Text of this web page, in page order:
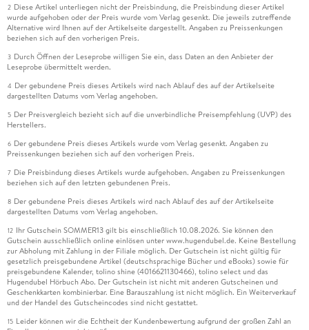
2 Diese Artikel unterliegen nicht der Preisbindung, die Preisbindung dieser Artikel
wurde aufgehoben oder der Preis wurde vom Verlag gesenkt. Die jeweils zutreffende
Alternative wird Ihnen auf der Artikelseite dargestellt. Angaben zu Preissenkungen
beziehen sich auf den vorherigen Preis.
3 Durch Öffnen der Leseprobe willigen Sie ein, dass Daten an den Anbieter der
Leseprobe übermittelt werden.
4 Der gebundene Preis dieses Artikels wird nach Ablauf des auf der Artikelseite
dargestellten Datums vom Verlag angehoben.
5 Der Preisvergleich bezieht sich auf die unverbindliche Preisempfehlung (UVP) des
Herstellers.
6 Der gebundene Preis dieses Artikels wurde vom Verlag gesenkt. Angaben zu
Preissenkungen beziehen sich auf den vorherigen Preis.
7 Die Preisbindung dieses Artikels wurde aufgehoben. Angaben zu Preissenkungen
beziehen sich auf den letzten gebundenen Preis.
8 Der gebundene Preis dieses Artikels wird nach Ablauf des auf der Artikelseite
dargestellten Datums vom Verlag angehoben.
12 Ihr Gutschein SOMMER13 gilt bis einschließlich 10.08.2026. Sie können den
Gutschein ausschließlich online einlösen unter www.hugendubel.de. Keine Bestellung
zur Abholung mit Zahlung in der Filiale möglich. Der Gutschein ist nicht gültig für
gesetzlich preisgebundene Artikel (deutschsprachige Bücher und eBooks) sowie für
preisgebundene Kalender, tolino shine (4016621130466), tolino select und das
Hugendubel Hörbuch Abo. Der Gutschein ist nicht mit anderen Gutscheinen und
Geschenkkarten kombinierbar. Eine Barauszahlung ist nicht möglich. Ein Weiterverkauf
und der Handel des Gutscheincodes sind nicht gestattet.
15 Leider können wir die Echtheit der Kundenbewertung aufgrund der großen Zahl an